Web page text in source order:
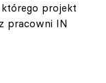
projekt
pracowni IN